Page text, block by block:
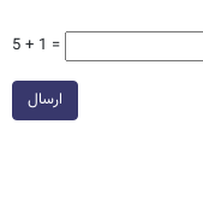
5 + 1 =
ارسال